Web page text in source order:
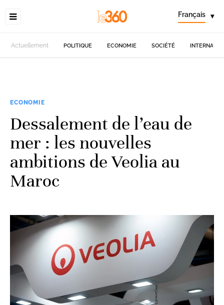
Français ▾
Actuellement POLITIQUE ECONOMIE SOCIÉTÉ
ECONOMIE
Dessalement de l’eau de
mer : les nouvelles
ambitions de Veolia au
Maroc